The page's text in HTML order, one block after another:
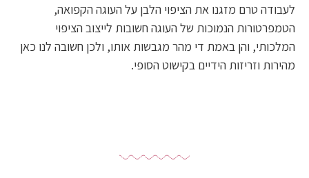
לעבודה טרם מזגנו את הציפוי הלבן על העוגה הקפואה,
הטמפרטורות הנמוכות של העוגה חשובות לייצוב הציפוי
המלכותי, והן באמת די מהר מגבשות אותו, ולכן חשובה לנו כאן
מהירות וזריזות הידיים בקישוט הסופי.